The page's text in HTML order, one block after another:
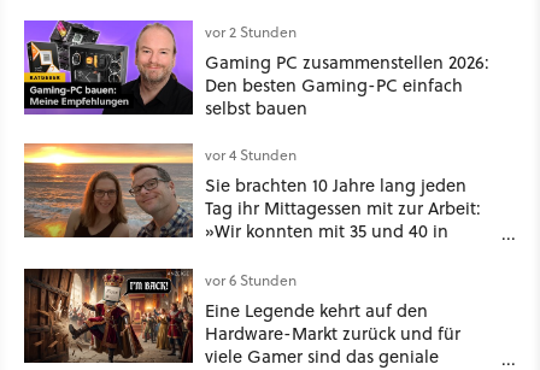
vor 2 Stunden
Gaming PC zusammenstellen 2026:
Den besten Gaming-PC einfach
selbst bauen
vor 4 Stunden
Sie brachten 10 Jahre lang jeden
Tag ihr Mittagessen mit zur Arbeit:
»Wir konnten mit 35 und 40 in
Gamification [Best of GameStar]
vor 6 Stunden
Eine Legende kehrt auf den
Hardware-Markt zurück und für
viele Gamer sind das geniale